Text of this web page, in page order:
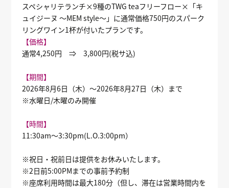
スペシャリテランチ×9種のTWG teaフリーフロー×「キ
ュイジーヌ ～MEM style～」に通常価格750円のスパーク
リングワイン1杯が付いたプランです。
【価格】
通常4,250円 ⇒ 3,800円(税サ込)
【期間】
2026年8月6日（木）〜2026年8月27日（木）まで
※水曜日/木曜のみ開催
【時間】
11:30am～3:30pm(L.O.3:00pm）
※祝日・祝前日は提供をお休みいたします。
※2日前5:00PMまでの事前予約制
※座席利用時間は最大180分（但し、滞在は営業時間内を